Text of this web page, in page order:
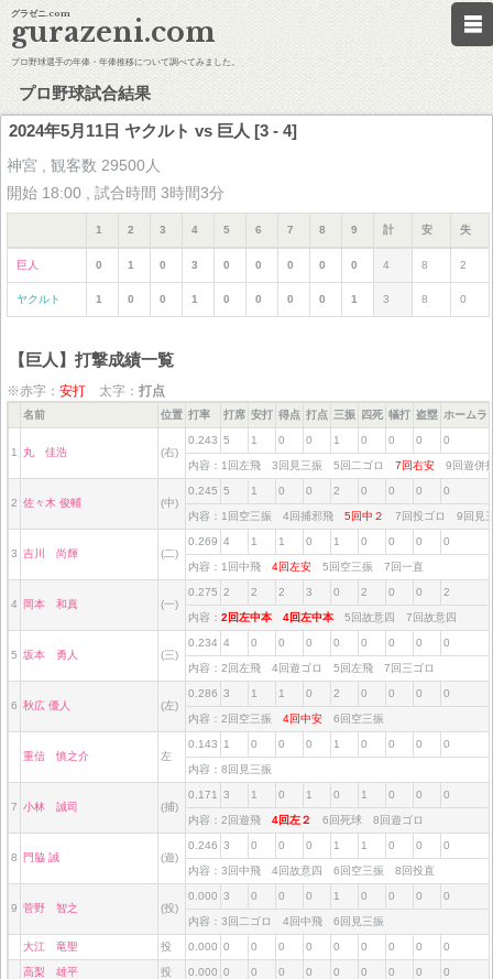
グラゼニ.com
gurazeni.com
プロ野球選手の年俸・年俸推移について調べてみました。
プロ野球試合結果
2024年5月11日 ヤクルト vs 巨人 [3 - 4]
神宮 , 観客数 29500人
開始 18:00 , 試合時間 3時間3分
1 2 3 4 5 6 7 8 9 計 安 失
巨人 0 1 0 3 0 0 0 0 0 4 8 2
ヤクルト 1 0 0 1 0 0 0 0 1 3 8 0
【巨人】打撃成績一覧
※赤字： 安打 太字： 打点
名前 位置 打率 打席 安打 得点 打点 三振 四死 犠打 盗塁 ホームラ
1 丸 佳浩 (右)
0.243 5 1 0 0 1 0 0 0 0
内容：1回左飛 3回見三振 5回二ゴロ 7回右安 9回遊
2 佐々木 俊輔 (中)
0.245 5 1 0 0 2 0 0 0 0
内容：1回空三振 4回捕邪飛 5回中２ 7回投ゴロ 9回
3 吉川 尚輝 (二)
0.269 4 1 1 0 1 0 0 0 0
内容：1回中飛 4回左安 5回空三振 7回一直
4 岡本 和真 (一)
0.275 2 2 2 3 0 2 0 0 2
内容： 2回左中本 4回左中本 5回故意四 7回故意四
5 坂本 勇人 (三)
0.234 4 0 0 0 0 0 0 0 0
内容：2回左飛 4回遊ゴロ 5回左飛 7回三ゴロ
6 秋広 優人 (左)
0.286 3 1 1 0 2 0 0 0 0
内容：2回空三振 4回中安 6回空三振
重信 慎之介 左
0.143 1 0 0 0 1 0 0 0 0
内容：8回見三振
7 小林 誠司 (捕)
0.171 3 1 0 1 0 1 0 0 0
内容：2回遊飛 4回左２ 6回死球 8回遊ゴロ
8 門脇 誠 (遊)
0.246 3 0 0 0 1 1 0 0 0
内容：3回中飛 4回故意四 6回空三振 8回投直
9 菅野 智之 (投)
0.000 3 0 0 0 1 0 0 0 0
内容：3回二ゴロ 4回中飛 6回見三振
大江 竜聖 投 0.000 0 0 0 0 0 0 0 0 0
高梨 雄平 投 0.000 0 0 0 0 0 0 0 0 0